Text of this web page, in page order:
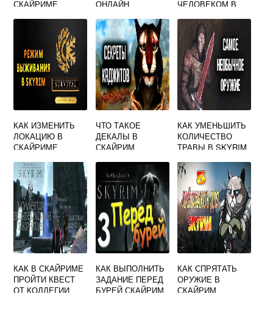
СКАЙРИМЕ
ОНЛАЙН
ЧЕЛОВЕКОМ В
ЧЕРЕЗ КОНСОЛЬ
КАК ИЗМЕНИТЬ
ЛОКАЦИЮ В
СКАЙРИМЕ
ЧТО ТАКОЕ
ДЕКАЛЫ В
СКАЙРИМ
КАК УМЕНЬШИТЬ
КОЛИЧЕСТВО
ТРАВЫ В SKYRIM
КАК В СКАЙРИМЕ
ПРОЙТИ КВЕСТ
ОТ КОЛЛЕГИИ
КАК ВЫПОЛНИТЬ
ЗАДАНИЕ ПЕРЕД
БУРЕЙ СКАЙРИМ
КАК СПРЯТАТЬ
ОРУЖИЕ В
СКАЙРИМ